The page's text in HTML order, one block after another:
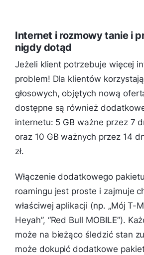
Internet i rozmowy tanie i
nigdy dotąd
Jeżeli klient potrzebuje więcej
problem! Dla klientów
głosowych, objętych nową
dostępne są również
internetu: 5 GB ważne przez 7
oraz 10 GB ważnych przez 14
zł.
Włączenie dodatkowego
roamingu jest proste i zajmuje
właściwej aplikacji (np. „Mój T-
Heyah”, “Red Bull MOBILE”).
może na bieżąco śledzić stan
może dokupić dodatkowe